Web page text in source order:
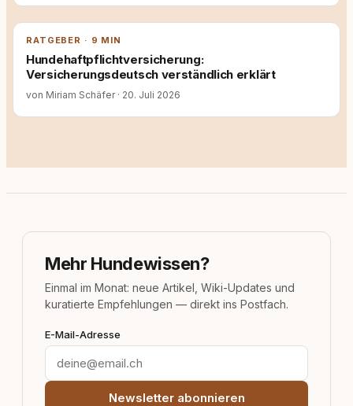
RATGEBER · 9 MIN
Hundehaftpflichtversicherung:
Versicherungsdeutsch verständlich erklärt
von Miriam Schäfer · 20. Juli 2026
Mehr Hundewissen?
Einmal im Monat: neue Artikel, Wiki-Updates und
kuratierte Empfehlungen — direkt ins Postfach.
E-Mail-Adresse
Newsletter abonnieren